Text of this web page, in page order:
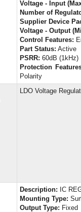
Voltage - Input
Number of
Supplier Device
Voltage - Output
Control Features:
Part Status: Active
PSRR: 60dB (1kHz)
Protection
Polarity
LDO Voltage
Description: IC
Mounting Type:
Output Type: Fixed